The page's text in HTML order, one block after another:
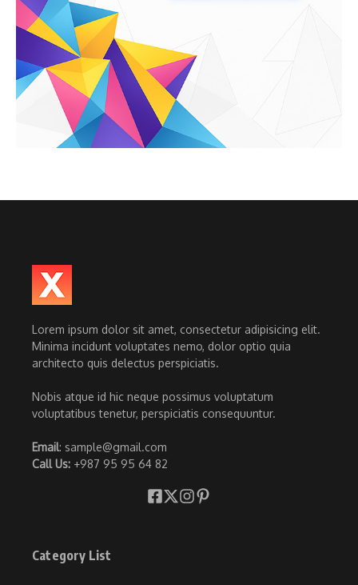
Lorem ipsum dolor sit amet, consectetur adipisicing elit.
Minima incidunt voluptates nemo, dolor optio quia
architecto quis delectus perspiciatis.
Nobis atque id hic neque possimus voluptatum
voluptatibus tenetur, perspiciatis consequuntur.
Email: sample@gmail.com
Call Us: +987 95 95 64 82
Category List